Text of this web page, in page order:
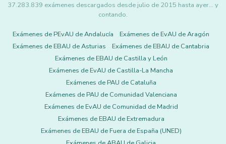
37.283.839 exámenes descargados desde julio de 2015 hasta ayer... y
contando.
Exámenes de PEvAU de Andalucía
Exámenes de EvAU de Aragón
Exámenes de EBAU de Asturias
Exámenes de EBAU de Cantabria
Exámenes de EBAU de Castilla y León
Exámenes de EvAU de Castilla-La Mancha
Exámenes de PAU de Cataluña
Exámenes de PAU de Comunidad Valenciana
Exámenes de EvAU de Comunidad de Madrid
Exámenes de EBAU de Extremadura
Exámenes de EBAU de Fuera de España (UNED)